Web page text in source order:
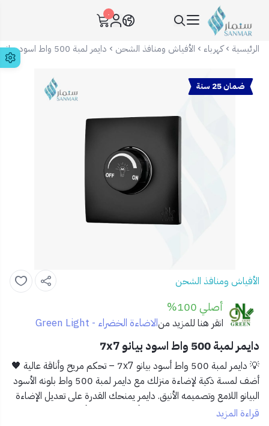
سنمار Sanmar
٠
الرئيسية كهرباء الأفياش ومنافذ الشحن دايمر لمبة 500 واط اسود بيانو 7x7
ضمان 25 سنة
الأفياش ومنافذ الشحن
أصلي 100%
انقر هنا للمزيد منالاضاءة الخضراء - Green Light
دايمر لمبة 500 واط اسود بيانو 7x7
💡 دايمر لمبة 500 واط أسود بيانو 7x7 – تحكم مريح وأناقة عالية 🖤
أضف لمسة ذكية لإضاءة منزلك مع دايمر لمبة 500 واط
بلونه الأسود
البيانو اللامع وتصميمه الأنيق. دايمر يمنحك القدرة على تعديل الإضاءة
حسب مزاجك واحتياجاتك، لخلق أجواء مثالية في أي وقت.
قراءة المزيد